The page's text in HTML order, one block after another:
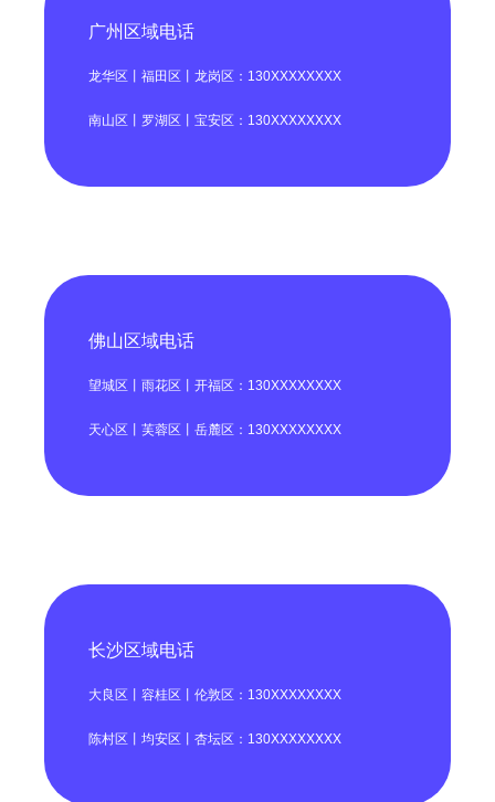
广州区域电话
龙华区丨福田区丨龙岗区：130XXXXXXXX
南山区丨罗湖区丨宝安区：130XXXXXXXX
佛山区域电话
望城区丨雨花区丨开福区：130XXXXXXXX
天心区丨芙蓉区丨岳麓区：130XXXXXXXX
长沙区域电话
大良区丨容桂区丨伦敦区：130XXXXXXXX
陈村区丨均安区丨杏坛区：130XXXXXXXX